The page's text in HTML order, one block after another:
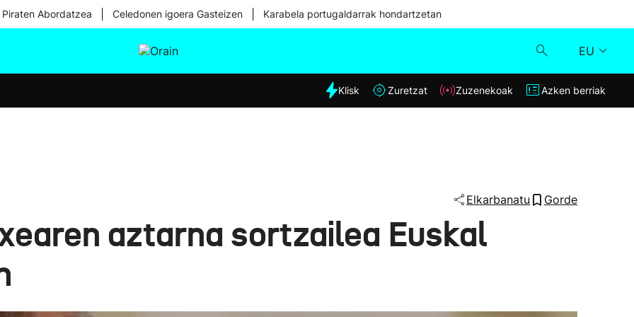
Abordatzea Celedonen igoera Gasteizen Karabela portugaldarrak hondartzetan
EU
Eguraldia
Klisk
Klisk Zuretzat Zuzenekoak Azken berriak
Elkarbanatu Gorde
aztarna sortzailea Euskal